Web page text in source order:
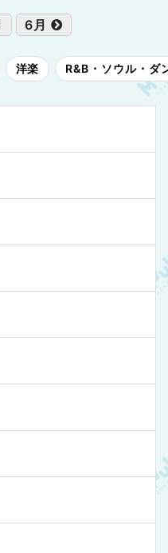
6月
洋楽 R&B・ソウル・ダ